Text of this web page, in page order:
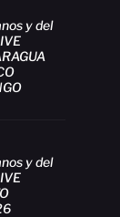
y del
y del